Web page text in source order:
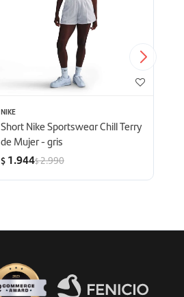
NIKE
Short Nike Sportswear Chill Terry
de Mujer - gris
$ 1.944$2.990